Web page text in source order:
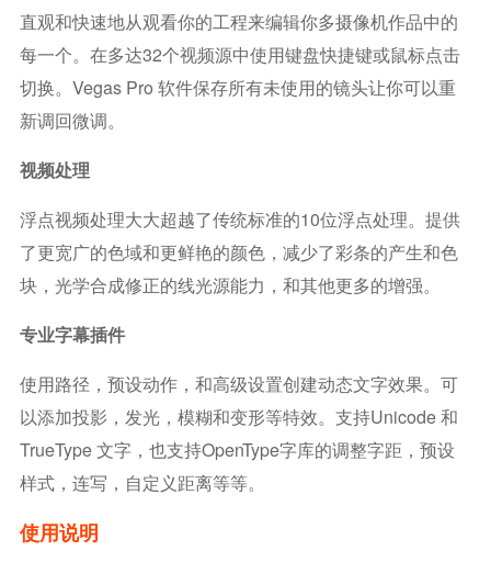
直观和快速地从观看你的工程来编辑你多摄像机作品中的
每一个。在多达32个视频源中使用键盘快捷键或鼠标点击
切换。Vegas Pro 软件保存所有未使用的镜头让你可以重
新调回微调。
视频处理
浮点视频处理大大超越了传统标准的10位浮点处理。提供
了更宽广的色域和更鲜艳的颜色，减少了彩条的产生和色
块，光学合成修正的线光源能力，和其他更多的增强。
专业字幕插件
使用路径，预设动作，和高级设置创建动态文字效果。可
以添加投影，发光，模糊和变形等特效。支持Unicode 和
TrueType 文字，也支持OpenType字库的调整字距，预设
样式，连写，自定义距离等等。
使用说明